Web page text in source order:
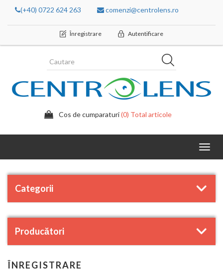
(+40) 0722 624 263 comenzi@centrolens.ro
Înregistrare Autentificare
Cos de cumparaturi(0) Total articole
Categorii
Producători
ÎNREGISTRARE